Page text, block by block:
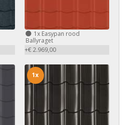
1xEasypan rood
Ballyraget
+€ 2.969,00
1x